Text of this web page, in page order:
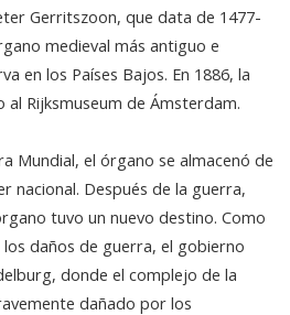
Gerritszoon, que data de 1477-
medieval más antiguo e
en los Países Bajos. En 1886, la
Rijksmuseum de Ámsterdam.
Mundial, el órgano se almacenó de
nacional. Después de la guerra,
tuvo un nuevo destino. Como
daños de guerra, el gobierno
donde el complejo de la
dañado por los